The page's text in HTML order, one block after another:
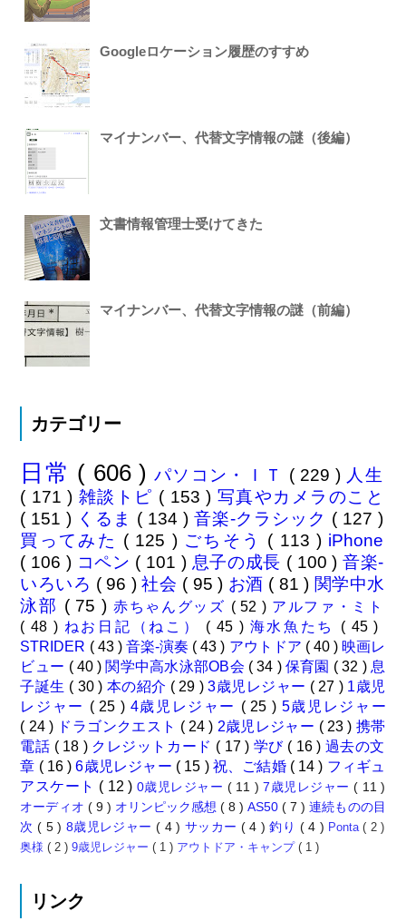
Googleロケーション履歴のすすめ
マイナンバー、代替文字情報の謎（後編）
文書情報管理士受けてきた
マイナンバー、代替文字情報の謎（前編）
カテゴリー
日常 ( 606 )パソコン・ＩＴ ( 229 ) 人生
( 171 ) 雑談トピ ( 153 ) 写真やカメラのこと
( 151 ) くるま ( 134 ) 音楽-クラシック ( 127 )
買ってみた ( 125 ) ごちそう ( 113 ) iPhone
( 106 ) コペン ( 101 ) 息子の成長 ( 100 )音楽-
いろいろ ( 96 )社会 ( 95 ) お酒 ( 81 ) 関学中水
泳部 ( 75 ) 赤ちゃんグッズ ( 52 ) アルファ・ミト
( 48 ) ねお日記（ねこ） ( 45 ) 海水魚たち ( 45 )
STRIDER ( 43 ) 音楽-演奏 ( 43 ) アウトドア ( 40 ) 映画レ
ビュー ( 40 ) 関学中高水泳部OB会 ( 34 ) 保育園 ( 32 ) 息
子誕生 ( 30 ) 本の紹介 ( 29 )3歳児レジャー ( 27 ) 1歳児
レジャー ( 25 ) 4歳児レジャー ( 25 ) 5歳児レジャー
( 24 ) ドラゴンクエスト ( 24 ) 2歳児レジャー ( 23 ) 携帯
電話 ( 18 ) クレジットカード ( 17 ) 学び ( 16 ) 過去の文
章 ( 16 )6歳児レジャー ( 15 ) 祝、ご結婚 ( 14 ) フィギュ
アスケート ( 12 ) 0歳児レジャー ( 11 )7歳児レジャー( 11 )
オーディオ ( 9 ) オリンピック感想( 8 )AS50( 7 )連続ものの目
次( 5 ) 8歳児レジャー( 4 ) サッカー ( 4 )釣り ( 4 ) Ponta( 2 )
奥様( 2 )9歳児レジャー( 1 ) アウトドア・キャンプ( 1 )
リンク